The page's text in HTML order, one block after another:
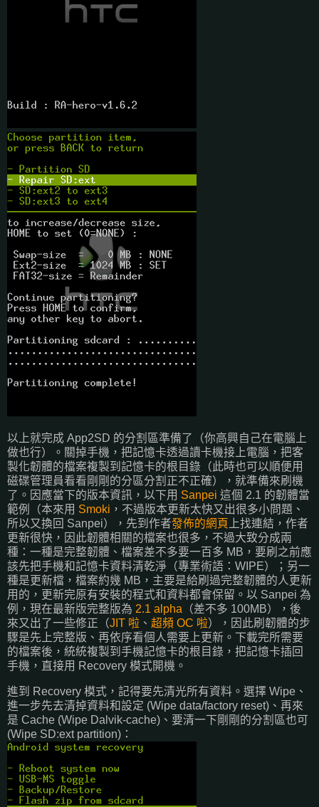
以上就完成 App2SD 的分割區準備了（你高興自己在電腦上
做也行）。關掉手機，把記憶卡透過讀卡機接上電腦，把客
製化韌體的檔案複製到記憶卡的根目錄（此時也可以順便用
磁碟管理員看看剛剛的分區分割正不正確），就準備來刷機
了。因應當下的版本資訊，以下用 Sanpei 這個 2.1 的韌體當
範例（本來用 Smoki ，不過版本更新太快又出很多小問題、
所以又換回 Sanpei），先到作者發佈的網頁 上找連結，作者
更新很快，因此韌體相關的檔案也很多，不過大致分成兩
種：一種是完整韌體、檔案差不多要一百多 MB，要刷之前應
該先把手機和記憶卡資料清乾淨（專業術語：WIPE）；另一
種是更新檔，檔案約幾 MB，主要是給刷過完整韌體的人更新
用的，更新完原有安裝的程式和資料都會保留。以 Sanpei 為
例，現在最新版完整版為 2.1 alpha （差不多 100MB），後
來又出了一些修正（JIT 啦 、 超頻 OC 啦），因此刷韌體的步
驟是先上完整版、再依序看個人需要上更新。下載完所需要
的檔案後，統統複製到手機記憶卡的根目錄，把記憶卡插回
手機，直接用 Recovery 模式開機。
進到 Recovery 模式，記得要先清光所有資料。選擇 Wipe、
進一步先去清掉資料和設定 (Wipe data/factory reset)、再來
是 Cache (Wipe Dalvik-cache)、要清一下剛剛的分割區也可
(Wipe SD:ext partition)：